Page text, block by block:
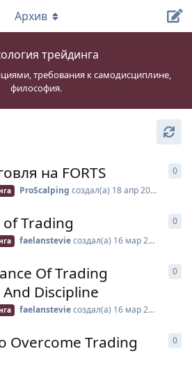
трейдинга
требования к самодисциплине,
философия.
Архив
на FORTS
ProScalping создал(а) 18 апр 2018
0
Trading
faelanstevieсоздал(а) 16 мар 2018
0
Of Trading
Discipline
faelanstevieсоздал(а) 16 мар 2018
0
Overcome Trading
0